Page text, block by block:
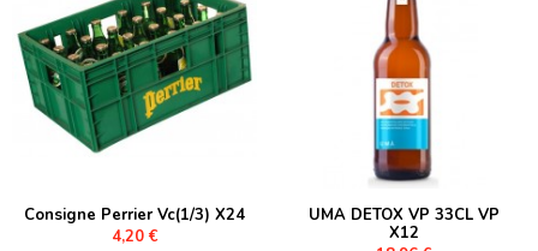
Consigne Perrier Vc(1/3) X24
4,20 €
UMA DETOX VP 33CL VP
X12